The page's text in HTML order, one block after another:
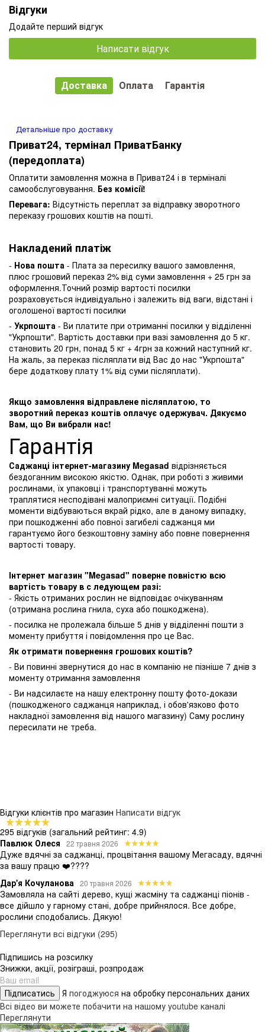
Відгуки
Додайте перший відгук
Написати відгук
Доставка Оплата Гарантія
Детальніше про доставку
Приват24, термінал ПриватБанку
(передоплата)
Оплатити замовлення можна в Приват24 і в терміналі
самообслуговування. Без комісії!
Перевага: Відсутність переплат за відправку зворотного
переказу грошових коштів на пошті.
Накладений платіж
- Нова пошта - Плата за пересилку вашого замовлення,
плюс грошовий переказ 2% від суми замовлення + 25 грн за
оформлення.Точний розмір вартості посилки
розраховується індивідуально і залежить від ваги, відстані і
оголошеної вартості посилки
- Укрпошта - Ви платите при отриманні посилки у відділенні
"Укрпошти". Вартість доставки при вазі замовлення до 5 кг.
становить 20 грн, понад 5 кг + 4грн за кожний наступний кг.
На жаль, за переказ післяплати від Вас до нас "Укрпошта"
бере додаткову плату 1% від суми післяплати).
Якщо замовлення відправлене післяплатою, то
зворотний переказ коштів оплачує одержувач. Дякуємо
Вам, що Ви вибрали нас!
Гарантія
Саджанці інтернет-магазину Megasad відрізняється
бездоганним високою якістю. Однак, при роботі з живими
рослинами, їх упаковці і транспортуванні можуть
траплятися несподівані малоприємні ситуації. Подібні
моменти відбуваються вкрай рідко, але в даному випадку,
при пошкодженні або повної загибелі саджанця ми
гарантуємо його безкоштовну заміну або повне повернення
вартості товару.
Інтернет магазин "Megasad" поверне повністю всю
вартість товару в с ледующем разі:
- Якість отриманих рослин не відповідає очікуванням
(отримана рослина гнила, суха або пошкоджена).
- посилка не пролежала більше 5 днів у відділенні пошти з
моменту прибуття і повідомлення про це Вас.
Як отримати повернення грошових коштів?
- Ви повинні звернутися до нас в компанію не пізніше 7 днів з
моменту отримання замовлення
- Ви надсилаєте на нашу електронну пошту фото-докази
(пошкодженого саджанця наприклад, і обов'язково фото
накладної замовлення від нашого магазину) Саму рослину
пересилати не треба.
Відгуки клієнтів про магазин Написати відгук
295 відгуків (загальний рейтинг: 4.9)
Павлюк Олеся
22 травня 2026
Дуже вдячні за саджанці, процвітання вашому Мегасаду, вдячні
за вашу працю ❤️????
Дар'я Кочуланова
20 травня 2026
Замовляла на сайті дерево, кущі жасміну та саджанці піонів -
все дійшло у гарному стані, добре прийнялося. Все добре,
рослини сподобались. Дякую!
Переглянути всі відгуки (295)
Підпишись на розсилку
Знижки, акції, розіграші, розпродаж
Підписатись Я погоджуюся на обробку персональних даних
Всі відео ви можете побачити на нашому youtube каналі
Переглянути